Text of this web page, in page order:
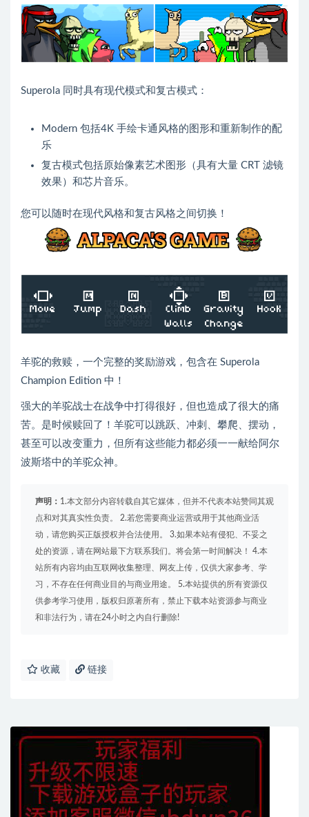
Superola 同时具有现代模式和复古模式：
Modern 包括4K 手绘卡通风格的图形和重新制作的配
乐
复古模式包括原始像素艺术图形（具有大量 CRT 滤镜
效果）和芯片音乐。
您可以随时在现代风格和复古风格之间切换！
羊驼的救赎，一个完整的奖励游戏，包含在 Superola
Champion Edition 中！
强大的羊驼战士在战争中打得很好，但也造成了很大的痛
苦。是时候赎回了！羊驼可以跳跃、冲刺、攀爬、摆动，
甚至可以改变重力，但所有这些能力都必须一一献给阿尔
波斯塔中的羊驼众神。
声明： 1.本文部分内容转载自其它媒体，但并不代表本站赞同其观
点和对其真实性负责。 2.若您需要商业运营或用于其他商业活
动，请您购买正版授权并合法使用。 3.如果本站有侵犯、不妥之
处的资源，请在网站最下方联系我们。将会第一时间解决！ 4.本
站所有内容均由互联网收集整理、网友上传，仅供大家参考、学
习，不存在任何商业目的与商业用途。 5.本站提供的所有资源仅
供参考学习使用，版权归原著所有，禁止下载本站资源参与商业
和非法行为，请在24小时之内自行删除!
收藏 链接